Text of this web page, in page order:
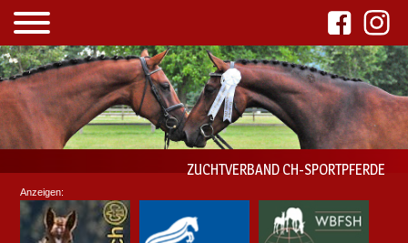
ZUCHTVERBAND CH-SPORTPFERDE
Anzeigen: